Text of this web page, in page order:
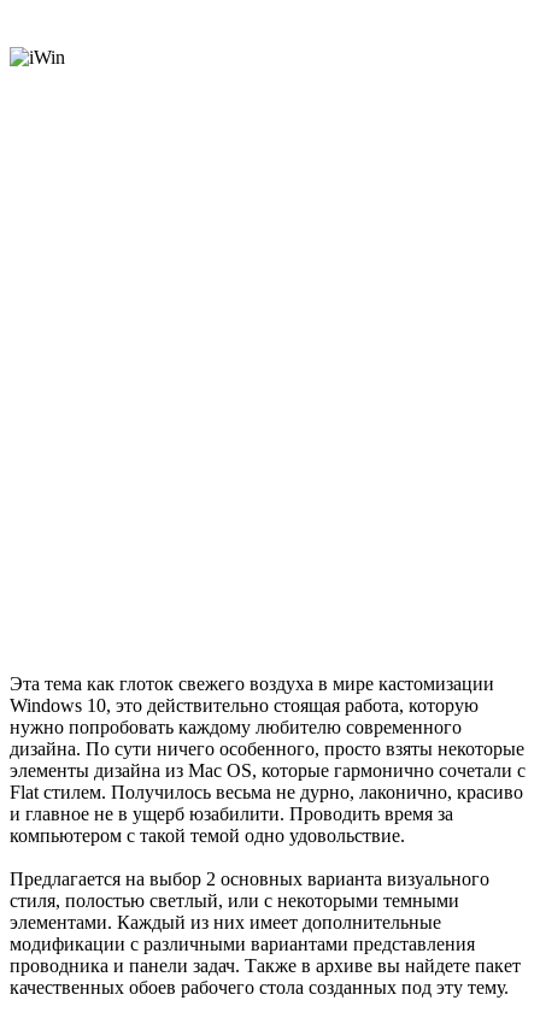
Эта тема как глоток свежего воздуха в мире кастомизации
Windows 10, это действительно стоящая работа, которую
нужно попробовать каждому любителю современного
дизайна. По сути ничего особенного, просто взяты некоторые
элементы дизайна из Mac OS, которые гармонично сочетали с
Flat стилем. Получилось весьма не дурно, лаконично, красиво
и главное не в ущерб юзабилити. Проводить время за
компьютером с такой темой одно удовольствие.
Предлагается на выбор 2 основных варианта визуального
стиля, полостью светлый, или с некоторыми темными
элементами. Каждый из них имеет дополнительные
модификации с различными вариантами представления
проводника и панели задач. Также в архиве вы найдете пакет
качественных обоев рабочего стола созданных под эту тему.